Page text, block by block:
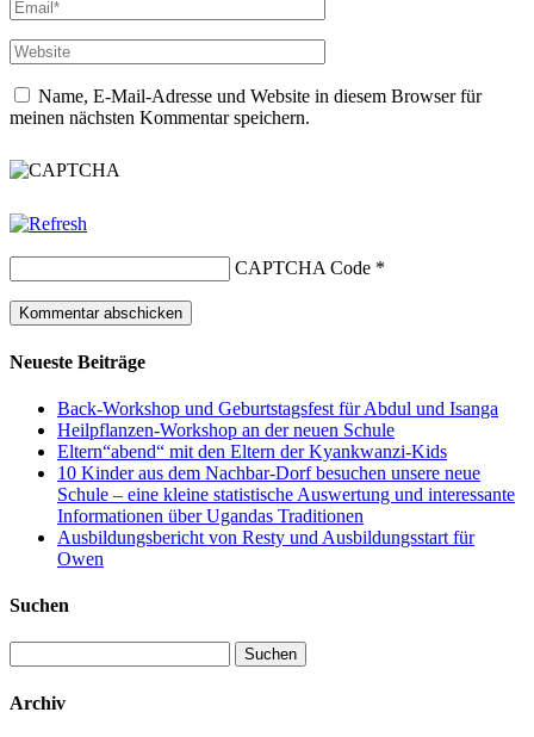
Name, E-Mail-Adresse und Website in diesem Browser für
meinen nächsten Kommentar speichern.
CAPTCHA Code *
Neueste Beiträge
Back-Workshop und Geburtstagsfest für Abdul und Isanga
Heilpflanzen-Workshop an der neuen Schule
Eltern“abend“ mit den Eltern der Kyankwanzi-Kids
10 Kinder aus dem Nachbar-Dorf besuchen unsere neue
Schule – eine kleine statistische Auswertung und interessante
Informationen über Ugandas Traditionen
Ausbildungsbericht von Resty und Ausbildungsstart für
Owen
Suchen
nach:
Archiv